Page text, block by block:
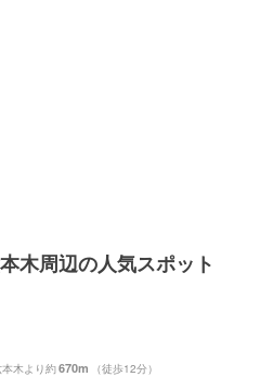
木周辺の人気スポット
木より約670m （徒歩12分）